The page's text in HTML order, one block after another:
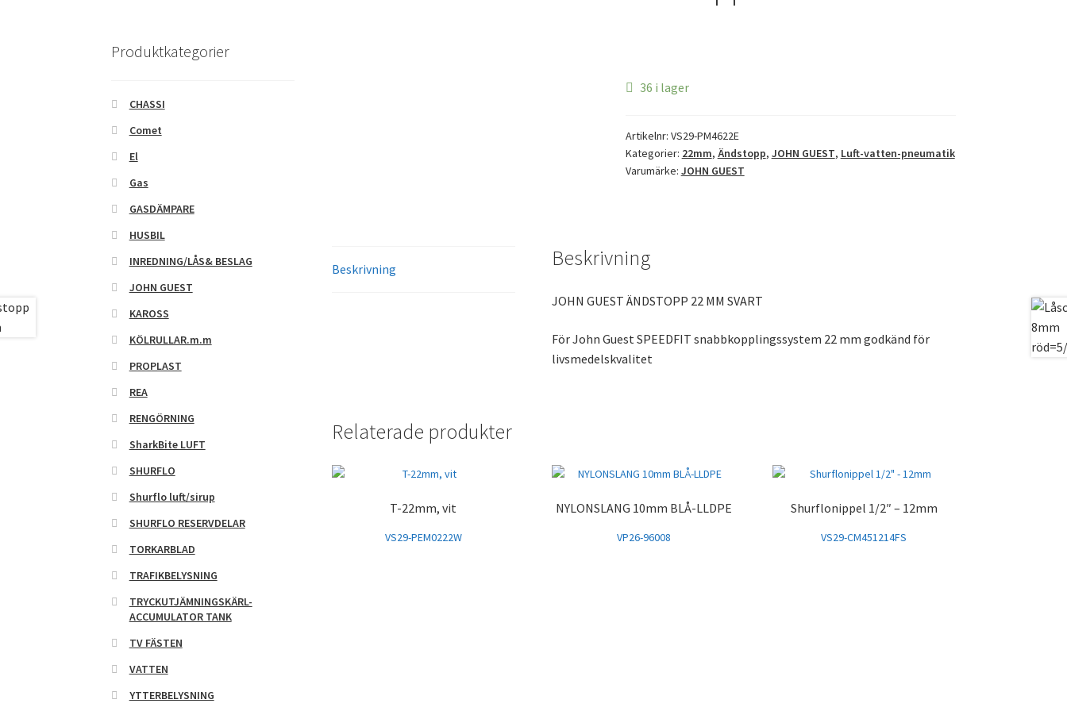
36 i lager
Artikelnr: VS29-PM4622E
Kategorier: 22mm, Ändstopp, JOHN GUEST, Luft-vatten-pneumatik
Varumärke: JOHN GUEST
Beskrivning Beskrivning
JOHN GUEST ÄNDSTOPP 22 MM SVART
För John Guest SPEEDFIT snabbkopplingssystem 22 mm godkänd för
livsmedelskvalitet
Relaterade produkter
T-22mm, vit
VS29-PEM0222W
NYLONSLANG 10mm BLÅ-LLDPE
VP26-96008
Shurflonippel 1/2″ – 12mm
VS29-CM451214FS
Produktkategorier
CHASSI
Comet
El
Gas
GASDÄMPARE
HUSBIL
INREDNING/LÅS& BESLAG
JOHN GUEST
KAROSS
KÖLRULLAR.m.m
PROPLAST
REA
RENGÖRNING
SharkBite LUFT
SHURFLO
Shurflo luft/sirup
SHURFLO RESERVDELAR
TORKARBLAD
TRAFIKBELYSNING
TRYCKUTJÄMNINGSKÄRL-
ACCUMULATOR TANK
TV FÄSTEN
VATTEN
YTTERBELYSNING